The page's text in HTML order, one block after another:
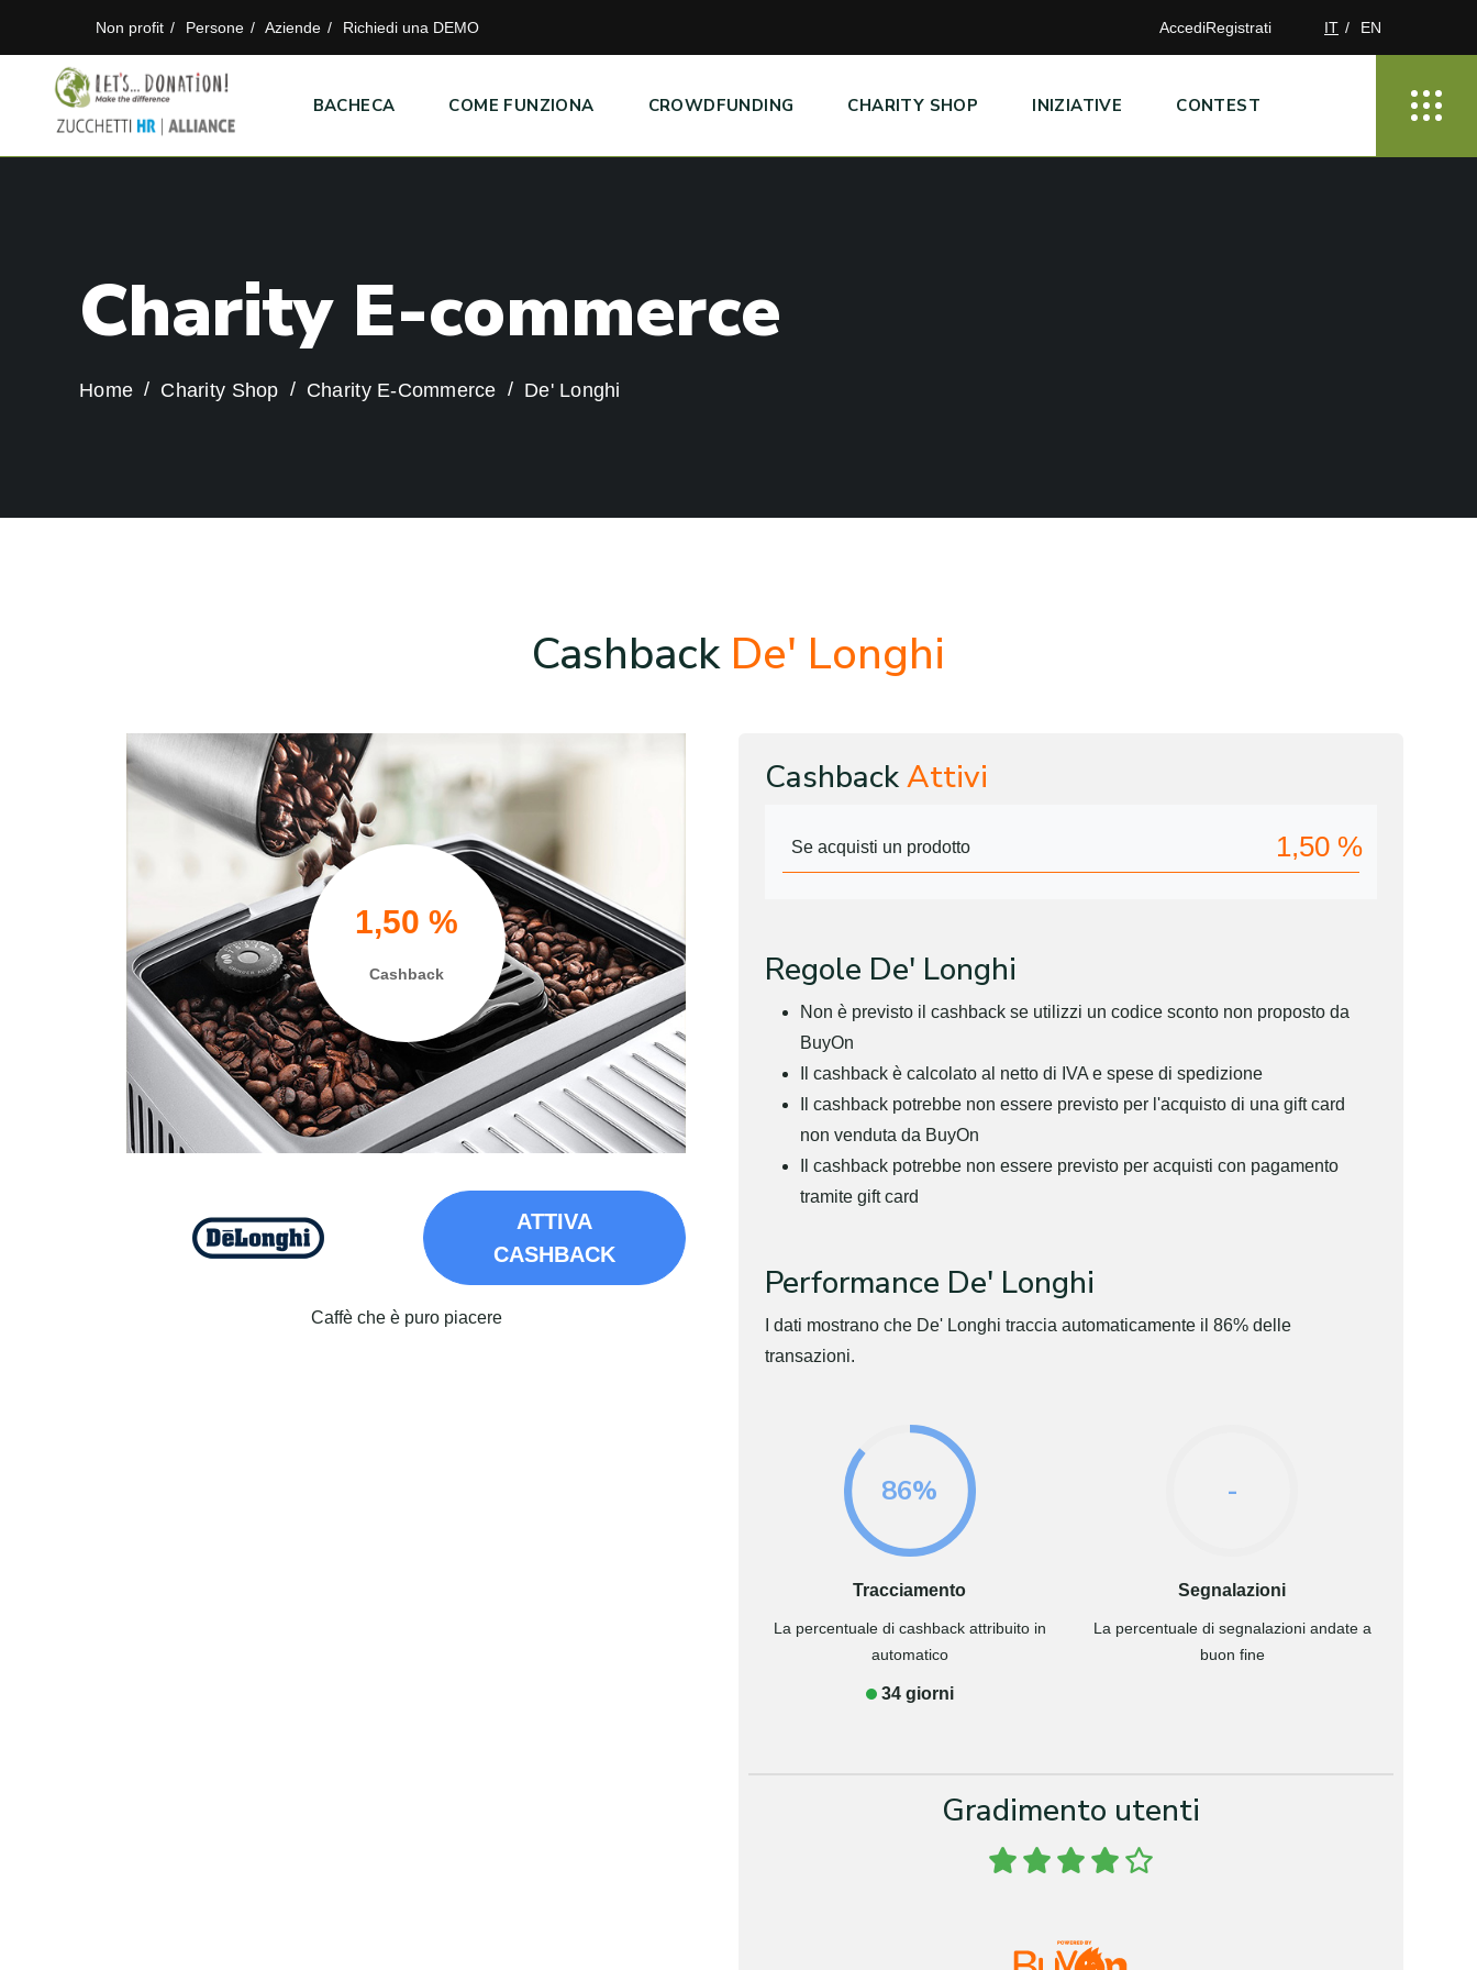
Non profit Persone Aziende Richiedi una DEMO AccediRegistrati IT EN
BACHECA COME FUNZIONA CROWDFUNDING CHARITY SHOP INIZIATIVE CONTEST
Charity E-commerce
Home Charity Shop Charity E-Commerce De' Longhi
Cashback De' Longhi
1,50 %
Cashback
ATTIVA
CASHBACK
Caffè che è puro piacere
CashbackAttivi
Se acquisti un prodotto 1,50 %
Regole De' Longhi
Non è previsto il cashback se utilizzi un codice sconto non proposto da
BuyOn
Il cashback è calcolato al netto di IVA e spese di spedizione
Il cashback potrebbe non essere previsto per l'acquisto di una gift card
non venduta da BuyOn
Il cashback potrebbe non essere previsto per acquisti con pagamento
tramite gift card
Performance De' Longhi
I dati mostrano che De' Longhi traccia automaticamente il 86% delle
transazioni.
86%
Tracciamento
La percentuale di cashback attribuito in
automatico
34 giorni
-
Segnalazioni
La percentuale di segnalazioni andate a
buon fine
Gradimento utenti